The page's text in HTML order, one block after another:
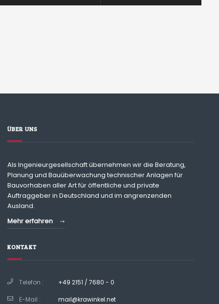
ÜBER UNS
Als Ingenieurgesellschaft übernehmen wir die Beratung,
Planung und Bauüberwachung technischer Anlagen für
Bauvorhaben aller Art für öffentliche und private
Auftraggeber in Deutschland und im angrenzenden
Ausland.
Mehr erfahren
KONTAKT
Telefon : +49 2151 / 7680 - 0
E-Mail : mail@krawinkel.net